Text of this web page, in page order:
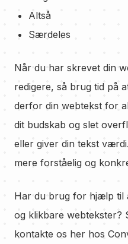
Altså
Særdeles
Når du har skrevet din
redigere, så brug tid på
derfor din webtekst for
dit budskab og slet
eller giver din tekst
mere forståelig og
Har du brug for hjælp til
og klikbare webtekster?
kontakte os her hos